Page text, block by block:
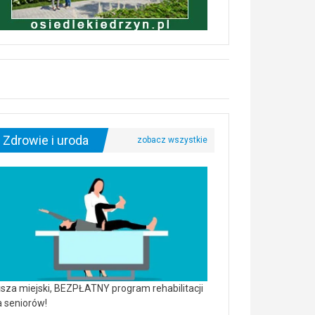
Zdrowie i uroda
miejski, BEZPŁATNY program rehabilitacji
seniorów!